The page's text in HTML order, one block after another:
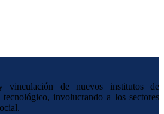
vinculación de nuevos institutos de
involucrando a los sectores